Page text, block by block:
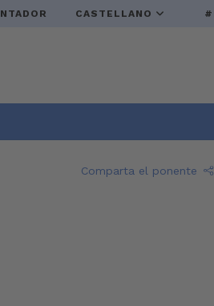
CASTELLANO
Comparta el ponente